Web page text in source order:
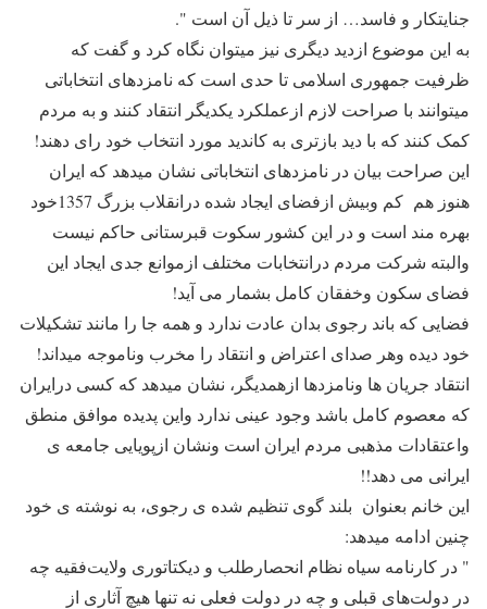
جنایتکار و فاسد… از سر تا ذیل آن است ".
به این موضوع ازدید دیگری نیز میتوان نگاه کرد و گفت که
ظرفیت جمهوری اسلامی تا حدی است که نامزدهای انتخاباتی
میتوانند با صراحت لازم ازعملکرد یکدیگر انتقاد کنند و به مردم
کمک کنند که با دید بازتری به کاندید مورد انتخاب خود رای دهند!
این صراحت بیان در نامزدهای انتخاباتی نشان میدهد که ایران
هنوز هم کم وبیش ازفضای ایجاد شده درانقلاب بزرگ 1357خود
بهره مند است و در این کشور سکوت قبرستانی حاکم نیست
والبته شرکت مردم درانتخابات مختلف ازموانع جدی ایجاد این
فضای سکون وخفقان کامل بشمار می آید!
فضایی که باند رجوی بدان عادت ندارد و همه جا را مانند تشکیلات
خود دیده وهر صدای اعتراض و انتقاد را مخرب وناموجه میداند!
انتقاد جریان ها ونامزدها ازهمدیگر، نشان میدهد که کسی درایران
که معصوم کامل باشد وجود عینی ندارد واین پدیده موافق منطق
واعتقادات مذهبی مردم ایران است ونشان ازپویایی جامعه ی
ایرانی می دهد!!
این خانم بعنوان بلند گوی تنظیم شده ی رجوی، به نوشته ی خود
چنین ادامه میدهد:
" در کارنامه سیاه نظام انحصارطلب و دیکتاتوری ولایت‌فقیه چه
در دولت‌های قبلی و چه در دولت فعلی نه تنها هیچ آثاری از